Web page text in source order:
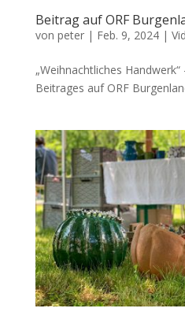
Beitrag auf ORF
von peter| Feb. 9, 2024|
„Weihnachtliches
Beitrages auf ORF